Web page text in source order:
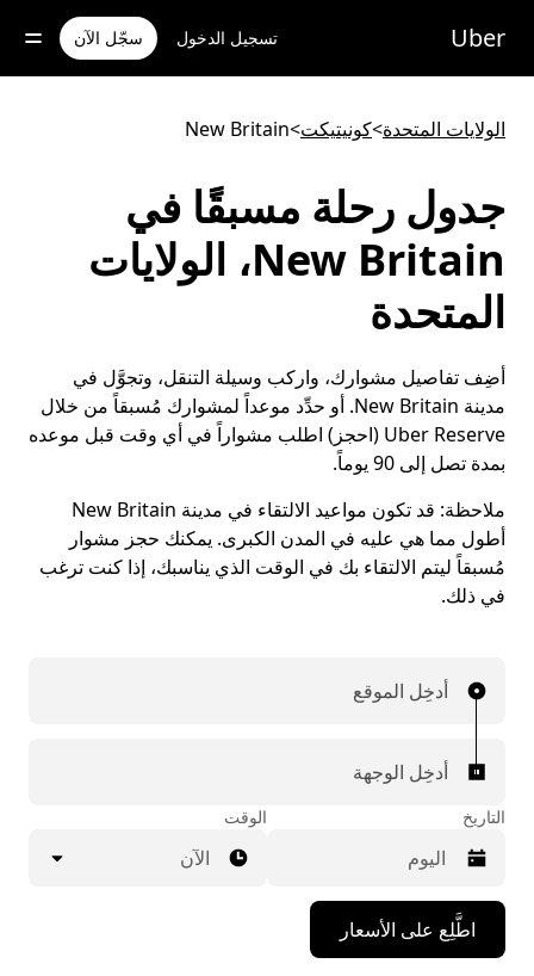
للوصول
المحتوى
Uber تسجيل الدخول سجّل الآن
الولايات المتحدة>كونيتيكت>
New Britain
جدول رحلة مسبقًا في
New Britain، الولايات
المتحدة
أضِف تفاصيل مشوارك، واركب وسيلة التنقل، وتجوَّل في
مدينة New Britain. أو حدِّد موعداً لمشوارك مُسبقاً من خلال
Uber Reserve (احجز) اطلب مشواراً في أي وقت قبل موعده
بمدة تصل إلى 90 يوماً.
ملاحظة:
قد تكون مواعيد الالتقاء في مدينة New Britain
أطول مما هي عليه في المدن الكبرى. يمكنك حجز مشوار
مُسبقاً ليتم الالتقاء بك في الوقت الذي يناسبك، إذا كنت ترغب
في ذلك.
أدخِل الموقع
أدخِل الوجهة
التاريخ
اضغط
على
مفتاح
الوقت
الآن
اطَّلِع على الأسعار